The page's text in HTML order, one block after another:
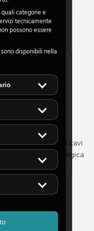
e garantire una
sono necessari cavi
(sia analogica
con i quali è
in tutta
un'ampia
marchi rinomati
brand
categorie e
tecnicamente
possono essere
disponibili nella